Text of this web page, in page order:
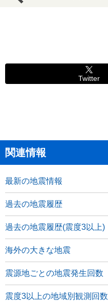
Twitter
関連情報
最新の地震情報
過去の地震履歴
過去の地震履歴(震度3以上)
海外の大きな地震
震源地ごとの地震発生回数
震度3以上の地域別観測回数